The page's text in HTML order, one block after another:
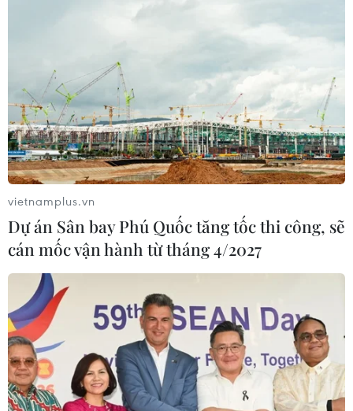
vietnamplus.vn
Dự án Sân bay Phú Quốc tăng tốc thi công, sẽ
cán mốc vận hành từ tháng 4/2027